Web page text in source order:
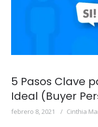
5 Pasos Clave
Ideal (Buyer
febrero 8, 2021 Cinthia